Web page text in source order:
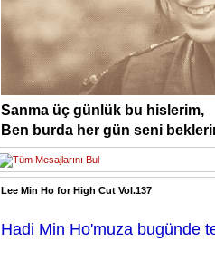
Sanma üç günlük bu hislerim,
Ben burda her gün seni
Lee Min Ho for High Cut Vol.137
Hadi Min Ho'muza bugünde